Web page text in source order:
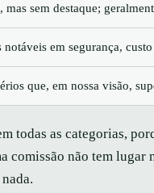
mas sem destaque;
notáveis em segurança,
que, em nossa visão,
todas as categorias,
comissão não tem